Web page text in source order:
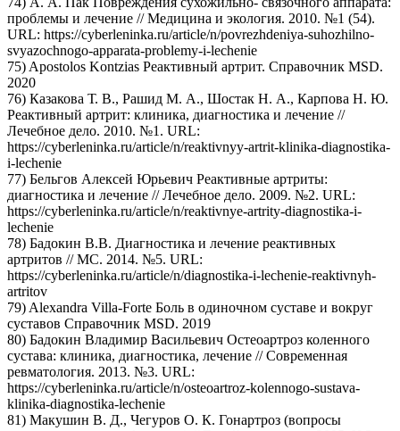
проблемы и лечение // Медицина и экология. 2010. №1 (54).
URL: https://cyberleninka.ru/article/n/povrezhdeniya-suhozhilno-
svyazochnogo-apparata-problemy-i-lechenie
75) Apostolos Kontzias Реактивный артрит. Справочник MSD.
2020
76) Казакова Т. В., Рашид М. А., Шостак Н. А., Карпова Н. Ю.
Реактивный артрит: клиника, диагностика и лечение //
Лечебное дело. 2010. №1. URL:
https://cyberleninka.ru/article/n/reaktivnyy-artrit-klinika-diagnostika-
i-lechenie
77) Бельгов Алексей Юрьевич Реактивные артриты:
диагностика и лечение // Лечебное дело. 2009. №2. URL:
https://cyberleninka.ru/article/n/reaktivnye-artrity-diagnostika-i-
lechenie
78) Бадокин В.В. Диагностика и лечение реактивных
артритов // МС. 2014. №5. URL:
https://cyberleninka.ru/article/n/diagnostika-i-lechenie-reaktivnyh-
artritov
79) Alexandra Villa-Forte Боль в одиночном суставе и вокруг
суставов Справочник MSD. 2019
80) Бадокин Владимир Васильевич Остеоартроз коленного
сустава: клиника, диагностика, лечение // Современная
ревматология. 2013. №3. URL:
https://cyberleninka.ru/article/n/osteoartroz-kolennogo-sustava-
klinika-diagnostika-lechenie
81) Макушин В. Д., Чегуров О. К. Гонартроз (вопросы